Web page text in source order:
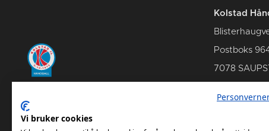
Kolstad
Postboks
7078
Kontakt oss Om
Vi bruker cookies